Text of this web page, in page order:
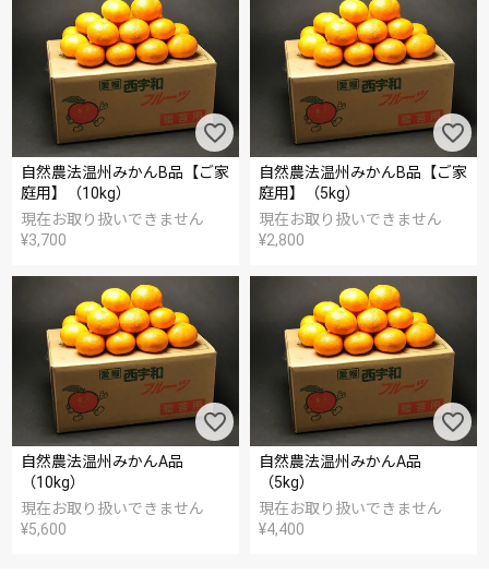
自然農法温州みかんB品【ご家
庭用】（10kg）
現在お取り扱いできません
¥3,700
自然農法温州みかんB品【ご家
庭用】（5kg）
現在お取り扱いできません
¥2,800
自然農法温州みかんA品
（10kg）
現在お取り扱いできません
¥5,600
自然農法温州みかんA品
（5kg）
現在お取り扱いできません
¥4,400